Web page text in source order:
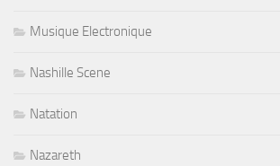
Musique Electronique
Nashille Scene
Natation
Nazareth